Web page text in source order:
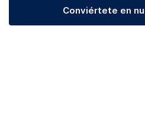
Conviértete en